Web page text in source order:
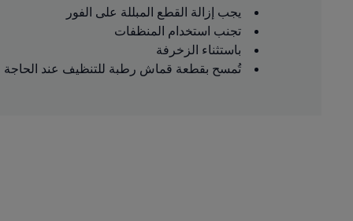
يجب إزالة القطع المبللة على الفور
تجنب استخدام المنظفات
باستثناء الزخرفة
تُمسح بقطعة قماش رطبة للتنظيف عند الحاجة